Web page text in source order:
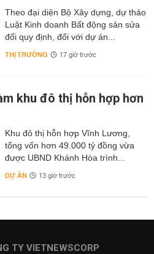
Theo đại diện Bộ Xây dựng, dự thảo
Luật Kinh doanh Bất động sản sửa
đổi quy định, đối với dự án...
THỊ TRƯỜNG 17 giờ trước
khu đô thị hỗn hợp hơn
Khu đô thị hỗn hợp Vĩnh Lương,
tổng vốn hơn 49.000 tỷ đồng vừa
được UBND Khánh Hòa trình...
DỰ ÁN 13 giờ trước
TY VIETNEWSCORP